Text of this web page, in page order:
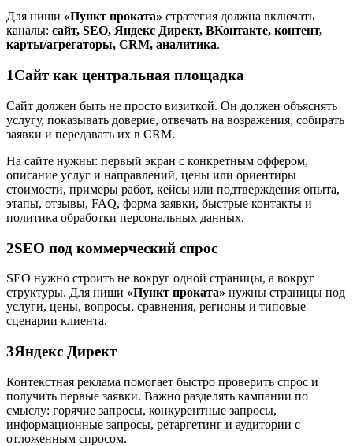
Для ниши «Пункт проката» стратегия должна включать
каналы: сайт, SEO, Яндекс Директ, ВКонтакте, контент,
карты/агрегаторы, CRM, аналитика.
1Сайт как центральная площадка
Сайт должен быть не просто визиткой. Он должен объяснять
услугу, показывать доверие, отвечать на возражения, собирать
заявки и передавать их в CRM.
На сайте нужны: первый экран с конкретным оффером,
описание услуг и направлений, цены или ориентиры
стоимости, примеры работ, кейсы или подтверждения опыта,
этапы, отзывы, FAQ, форма заявки, быстрые контакты и
политика обработки персональных данных.
2SEO под коммерческий спрос
SEO нужно строить не вокруг одной страницы, а вокруг
структуры. Для ниши «Пункт проката» нужны страницы под
услуги, цены, вопросы, сравнения, регионы и типовые
сценарии клиента.
3Яндекс Директ
Контекстная реклама помогает быстро проверить спрос и
получить первые заявки. Важно разделять кампании по
смыслу: горячие запросы, конкурентные запросы,
информационные запросы, ретаргетинг и аудитории с
отложенным спросом.